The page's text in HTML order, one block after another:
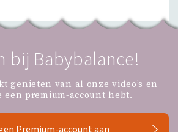
& partners
bij Babybalance!
genieten van al onze video’s en
een premium-account hebt.
Premium-account aan